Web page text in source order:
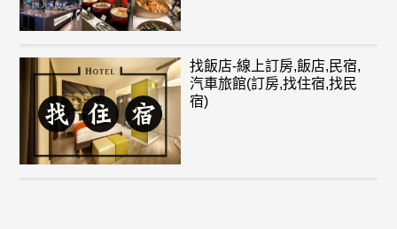
找飯店-線上訂房,飯店,民宿,
汽車旅館(訂房,找住宿,找民
宿)